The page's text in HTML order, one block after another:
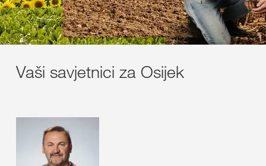
Vaši savjetnici za Osijek